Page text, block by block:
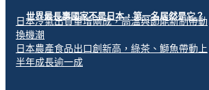
世界最長壽國家不是日本，第一名居然是它？
日本冷氣出貨量增兩成，高溫與節能新制帶動
換機潮
日本農產食品出口創新高，綠茶、鰤魚帶動上
半年成長逾一成